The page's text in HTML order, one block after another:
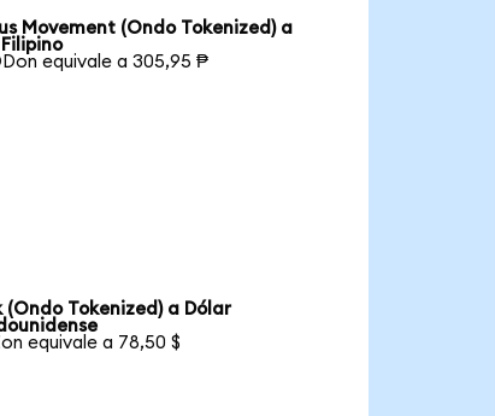
Movement (Ondo Tokenized) a
Filipino
equivale a 305,95 ₱
(Ondo Tokenized) a Dólar
equivale a 78,50 $